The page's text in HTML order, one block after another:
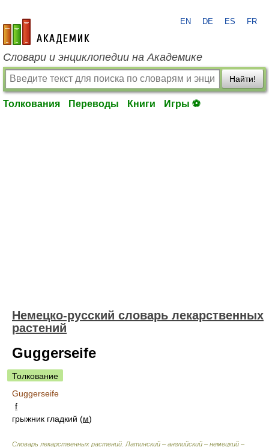
academic.ru
EN DE ES FR
Словари и энциклопедии на Академике
Найти!
Толкования Переводы Книги Игры ⚽
Немецко-русский словарь лекарственных
растений
Guggerseife
Толкование
Guggerseife
f
грыжник гладкий (м)
Словарь лекарственных растений. Латинский – английский – немецкий –